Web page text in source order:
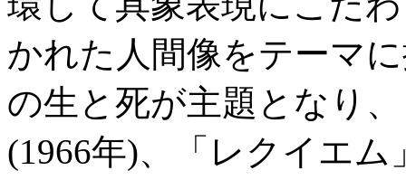
かれた人間像をテーマ
の生と死が主題となり
(1966年)、「レクイエ